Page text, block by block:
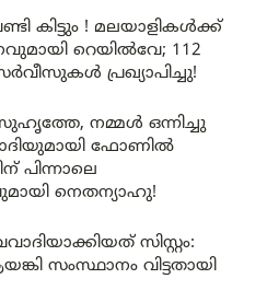
കിട്ടും ! മലയാളികൾക്ക്
റെയിൽവേ; 112
പ്രഖ്യാപിച്ചു!
സുഹൃത്തേ, നമ്മൾ ഒന്നിച്ചു
ഫോണിൽ
പിന്നാലെ
നെതന്യാഹു!
സിസ്റ്റം:
സംസ്ഥാനം വിട്ടതായി